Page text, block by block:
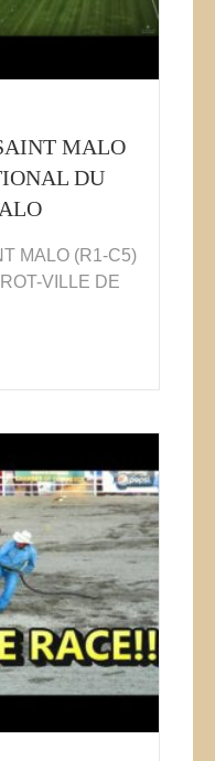
MALO
DU
MALO (R1-C5)
VILLE DE